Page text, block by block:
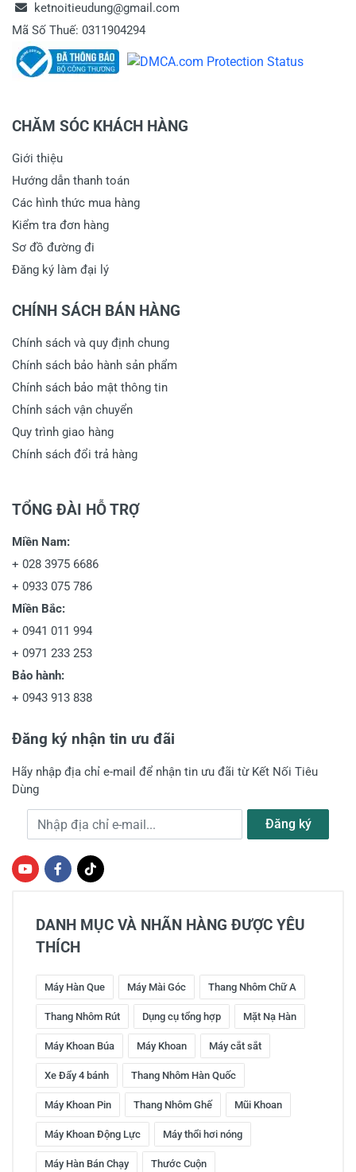
ketnoitieudung@gmail.com
Mã Số Thuế: 0311904294
CHĂM SÓC KHÁCH HÀNG
Giới thiệu
Hướng dẫn thanh toán
Các hình thức mua hàng
Kiểm tra đơn hàng
Sơ đồ đường đi
Đăng ký làm đại lý
CHÍNH SÁCH BÁN HÀNG
Chính sách và quy định chung
Chính sách bảo hành sản phẩm
Chính sách bảo mật thông tin
Chính sách vận chuyển
Quy trình giao hàng
Chính sách đổi trả hàng
TỔNG ĐÀI HỖ TRỢ
Miền Nam:
+ 028 3975 6686
+ 0933 075 786
Miền Bắc:
+ 0941 011 994
+ 0971 233 253
Bảo hành:
+ 0943 913 838
Đăng ký nhận tin ưu đãi
Hãy nhập địa chỉ e-mail để nhận tin ưu đãi từ Kết Nối Tiêu
Dùng
Địa chỉ e-mail Đăng ký
DANH MỤC VÀ NHÃN HÀNG ĐƯỢC YÊU
THÍCH
Máy Hàn Que Máy Mài Góc Thang Nhôm Chữ A
Thang Nhôm Rút Dụng cụ tổng hợp Mặt Nạ Hàn
Máy Khoan Búa Máy Khoan Máy cắt sắt
Xe Đẩy 4 bánh Thang Nhôm Hàn Quốc
Máy Khoan Pin Thang Nhôm Ghế Mũi Khoan
Máy Khoan Động Lực Máy thổi hơi nóng
Máy Hàn Bán Chạy Thước Cuộn